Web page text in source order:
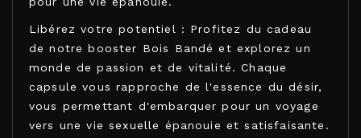
Libérez votre potentiel : Profitez du cadeau
de notre booster Bois Bandé et explorez un
monde de passion et de vitalité. Chaque
capsule vous rapproche de l'essence du désir,
vous permettant d'embarquer pour un voyage
vers une vie sexuelle épanouie et satisfaisante.